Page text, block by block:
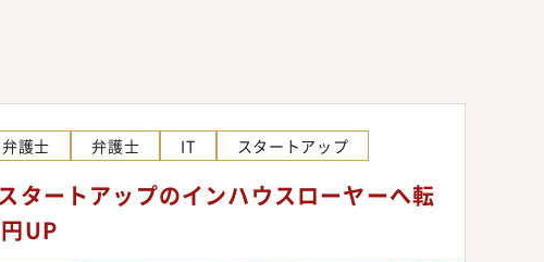
護士 弁護士 IT スタートアップ
タートアップのインハウスローヤーへ転
UP